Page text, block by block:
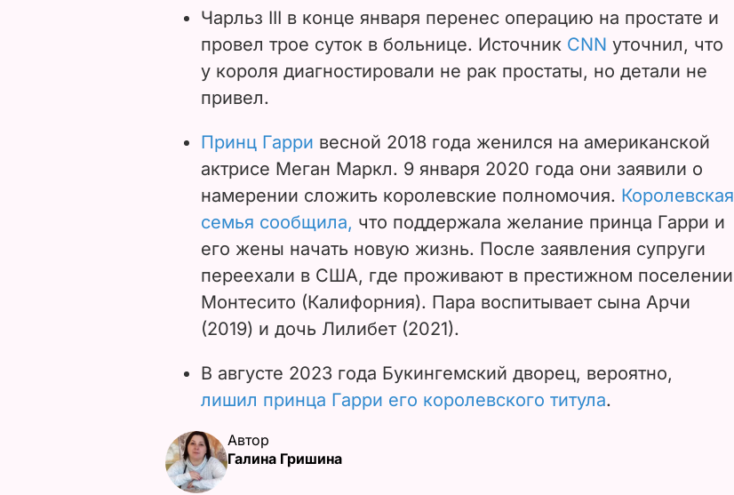
Чарльз III в конце января перенес операцию на простате и
провел трое суток в больнице. Источник CNN уточнил, что
у короля диагностировали не рак простаты, но детали не
привел.
Принц Гарри весной 2018 года женился на американской
актрисе Меган Маркл. 9 января 2020 года они заявили о
намерении сложить королевские полномочия. Королевская
семья сообщила, что поддержала желание принца Гарри и
его жены начать новую жизнь. После заявления супруги
переехали в США, где проживают в престижном поселении
Монтесито (Калифорния). Пара воспитывает сына Арчи
(2019) и дочь Лилибет (2021).
В августе 2023 года Букингемский дворец, вероятно,
лишил принца Гарри его королевского титула.
Автор
Галина Гришина